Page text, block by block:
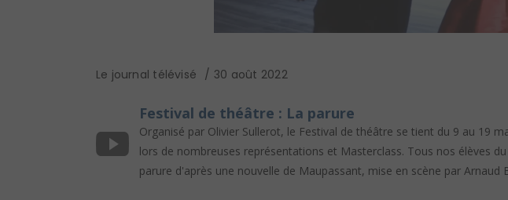
Le journal télévisé 30 août 2022
Festival de théâtre : La parure
Organisé par Olivier Sullerot, le Festival de théâtre se tient du 9 au 19
lors de nombreuses représentations et Masterclass. Tous nos élèves
parure d'après une nouvelle de Maupassant, mise en scène par